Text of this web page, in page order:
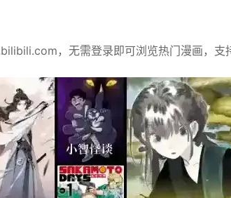
，无需登录即可浏览热门漫画，支